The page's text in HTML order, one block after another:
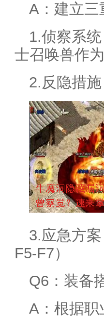
A：建立三
1.侦察系
士召唤兽作
2.反隐措
3.应急方
F5-F7）
Q6：装备
A：根据职